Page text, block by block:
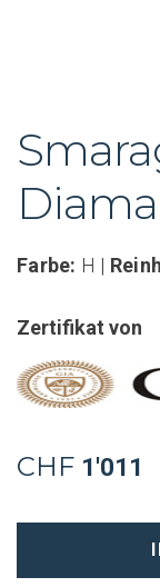
Farbe: H |
Zertifikat von
CHF 1'011